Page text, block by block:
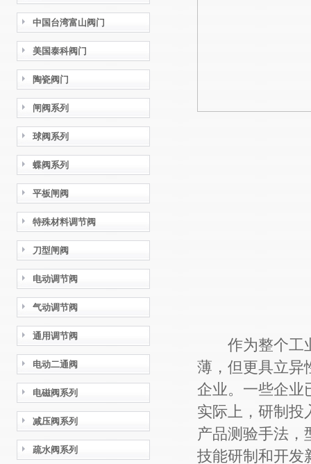
中国台湾富山阀门
美国泰科阀门
陶瓷阀门
闸阀系列
球阀系列
蝶阀系列
平板闸阀
特殊材料调节阀
刀型闸阀
电动调节阀
气动调节阀
通用调节阀
电动二通阀
电磁阀系列
减压阀系列
疏水阀系列
作为整个工业
薄，但更具立异
企业。一些企业
实际上，研制投
产品测验手法，
技能研制和开发